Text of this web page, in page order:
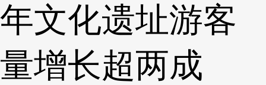
年文化遗址游客
量增长超两成